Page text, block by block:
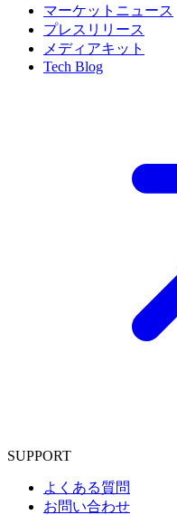
マーケットニュース
プレスリリース
メディアキット
Tech Blog
SUPPORT
よくある質問
お問い合わせ